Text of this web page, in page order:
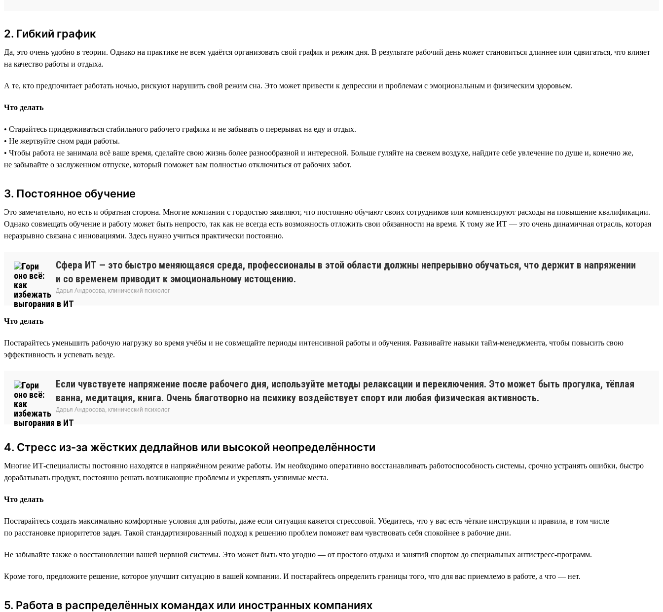
2. Гибкий график
Да, это очень удобно в теории. Однако на практике не всем удаётся организовать свой график и режим дня. В результате рабочий день может становиться длиннее или сдвигаться, что влияет
на качество работы и отдыха.
А те, кто предпочитает работать ночью, рискуют нарушить свой режим сна. Это может привести к депрессии и проблемам с эмоциональным и физическим здоровьем.
Что делать
• Старайтесь придерживаться стабильного рабочего графика и не забывать о перерывах на еду и отдых.
• Не жертвуйте сном ради работы.
• Чтобы работа не занимала всё ваше время, сделайте свою жизнь более разнообразной и интересной. Больше гуляйте на свежем воздухе, найдите себе увлечение по душе и, конечно же,
не забывайте о заслуженном отпуске, который поможет вам полностью отключиться от рабочих забот.
3. Постоянное обучение
Это замечательно, но есть и обратная сторона. Многие компании с гордостью заявляют, что постоянно обучают своих сотрудников или компенсируют расходы на повышение квалификации.
Однако совмещать обучение и работу может быть непросто, так как не всегда есть возможность отложить свои обязанности на время. К тому же ИТ — это очень динамичная отрасль, которая
неразрывно связана с инновациями. Здесь нужно учиться практически постоянно.
Сфера ИТ — это быстро меняющаяся среда, профессионалы в этой области должны непрерывно обучаться, что держит в напряжении
и со временем приводит к эмоциональному истощению.
Дарья Андросова, клинический психолог
Что делать
Постарайтесь уменьшить рабочую нагрузку во время учёбы и не совмещайте периоды интенсивной работы и обучения. Развивайте навыки тайм-менеджмента, чтобы повысить свою
эффективность и успевать везде.
Если чувствуете напряжение после рабочего дня, используйте методы релаксации и переключения. Это может быть прогулка, тёплая
ванна, медитация, книга. Очень благотворно на психику воздействует спорт или любая физическая активность.
Дарья Андросова, клинический психолог
4. Стресс из-за жёстких дедлайнов или высокой неопределённости
Многие ИТ-специалисты постоянно находятся в напряжённом режиме работы. Им необходимо оперативно восстанавливать работоспособность системы, срочно устранять ошибки, быстро
дорабатывать продукт, постоянно решать возникающие проблемы и укреплять уязвимые места.
Что делать
Постарайтесь создать максимально комфортные условия для работы, даже если ситуация кажется стрессовой. Убедитесь, что у вас есть чёткие инструкции и правила, в том числе
по расстановке приоритетов задач. Такой стандартизированный подход к решению проблем поможет вам чувствовать себя спокойнее в рабочие дни.
Не забывайте также о восстановлении вашей нервной системы. Это может быть что угодно — от простого отдыха и занятий спортом до специальных антистресс-программ.
Кроме того, предложите решение, которое улучшит ситуацию в вашей компании. И постарайтесь определить границы того, что для вас приемлемо в работе, а что — нет.
5. Работа в распределённых командах или иностранных компаниях